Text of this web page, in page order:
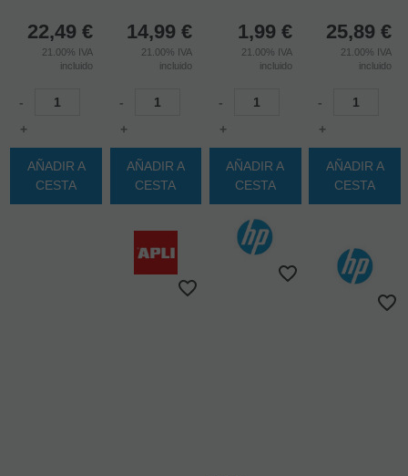
22,49 €
21.00% IVA
incluido
-
+
AÑADIR A
CESTA
14,99 €
21.00% IVA
incluido
-
+
AÑADIR A
CESTA
1,99 €
21.00% IVA
incluido
-
+
AÑADIR A
CESTA
25,89 €
21.00% IVA
incluido
-
+
AÑADIR A
CESTA